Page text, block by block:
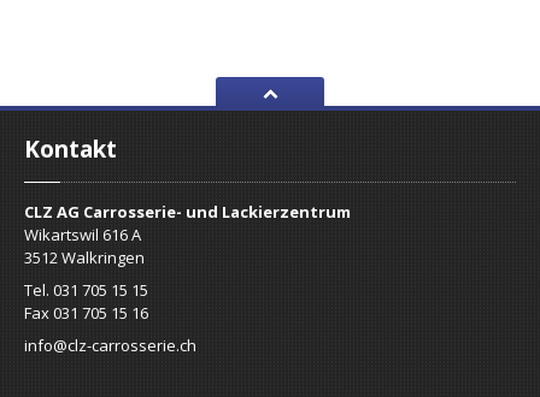
Kontakt
CLZ AG Carrosserie- und Lackierzentrum
Wikartswil 616 A
3512 Walkringen
Tel. 031 705 15 15
Fax 031 705 15 16
info@clz-carrosserie.ch